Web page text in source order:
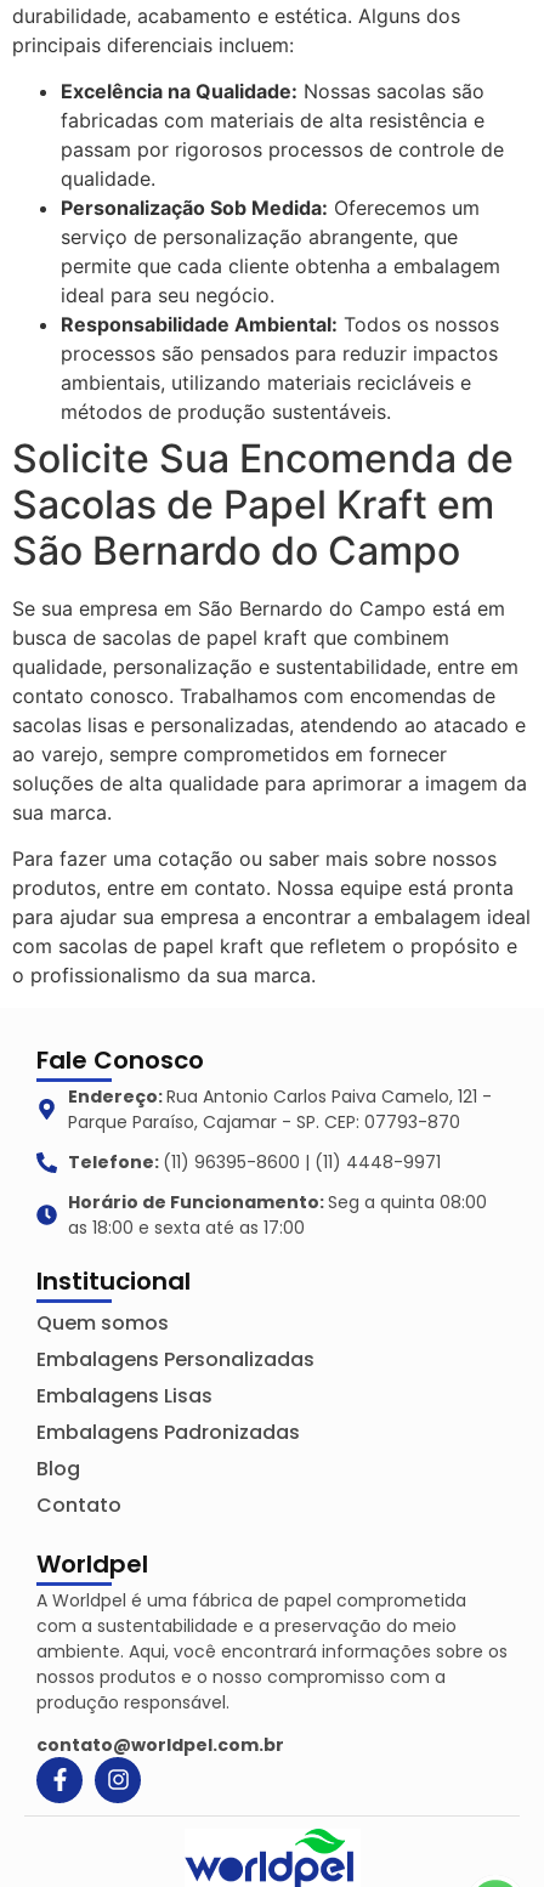
durabilidade, acabamento e estética. Alguns dos
principais diferenciais incluem:
Excelência na Qualidade: Nossas sacolas são
fabricadas com materiais de alta resistência e
passam por rigorosos processos de controle de
qualidade.
Personalização Sob Medida: Oferecemos um
serviço de personalização abrangente, que
permite que cada cliente obtenha a embalagem
ideal para seu negócio.
Responsabilidade Ambiental: Todos os nossos
processos são pensados para reduzir impactos
ambientais, utilizando materiais recicláveis e
métodos de produção sustentáveis.
Solicite Sua Encomenda de
Sacolas de Papel Kraft em
São Bernardo do Campo
Se sua empresa em São Bernardo do Campo está em
busca de sacolas de papel kraft que combinem
qualidade, personalização e sustentabilidade, entre em
contato conosco. Trabalhamos com encomendas de
sacolas lisas e personalizadas, atendendo ao atacado e
ao varejo, sempre comprometidos em fornecer
soluções de alta qualidade para aprimorar a imagem da
sua marca.
Para fazer uma cotação ou saber mais sobre nossos
produtos, entre em contato. Nossa equipe está pronta
para ajudar sua empresa a encontrar a embalagem ideal
com sacolas de papel kraft que refletem o propósito e
o profissionalismo da sua marca.
Fale Conosco
Endereço:Rua Antonio Carlos Paiva Camelo, 121 -
Parque Paraíso, Cajamar - SP. CEP: 07793-870
Telefone: (11) 96395-8600 | (11) 4448-9971
Horário de Funcionamento:Seg a quinta 08:00
as 18:00 e sexta até as 17:00
Institucional
Quem somos
Embalagens Personalizadas
Embalagens Lisas
Embalagens Padronizadas
Blog
Contato
Worldpel
A Worldpel é uma fábrica de papel comprometida
com a sustentabilidade e a preservação do meio
ambiente. Aqui, você encontrará informações sobre os
nossos produtos e o nosso compromisso com a
produção responsável.
contato@worldpel.com.br